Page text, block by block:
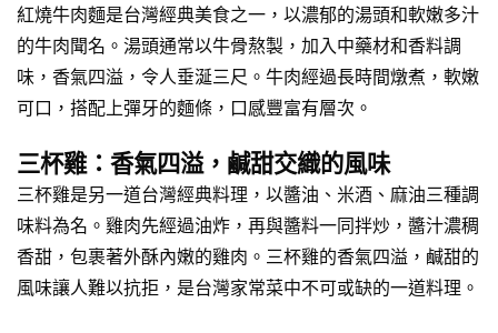
紅燒牛肉麵是台灣經典美食之一，以濃郁的湯頭和軟嫩多汁
的牛肉聞名。湯頭通常以牛骨熬製，加入中藥材和香料調
味，香氣四溢，令人垂涎三尺。牛肉經過長時間燉煮，軟嫩
可口，搭配上彈牙的麵條，口感豐富有層次。
三杯雞：香氣四溢，鹹甜交織的風味
三杯雞是另一道台灣經典料理，以醬油、米酒、麻油三種調
味料為名。雞肉先經過油炸，再與醬料一同拌炒，醬汁濃稠
香甜，包裹著外酥內嫩的雞肉。三杯雞的香氣四溢，鹹甜的
風味讓人難以抗拒，是台灣家常菜中不可或缺的一道料理。